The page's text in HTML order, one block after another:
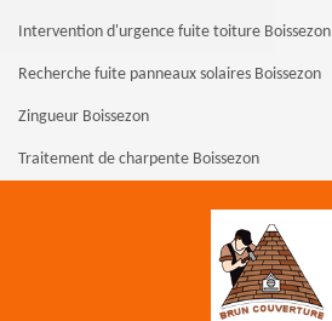
Intervention d'urgence fuite toiture Boissezon
Recherche fuite panneaux solaires Boissezon
Zingueur Boissezon
Traitement de charpente Boissezon